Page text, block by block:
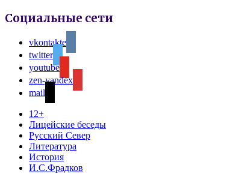
Социальные сети
vkontakte
twitter
youtube
zen-yandex
mail
12+
Лицейские беседы
Русский Север
Литература
История
И.С.Фрадков